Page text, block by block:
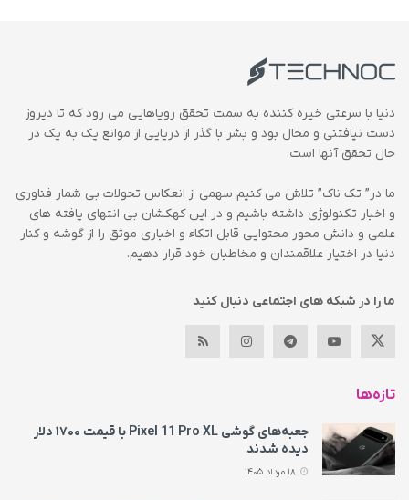
دنیا با سرعتی خیره کننده به سمت تحقق رویاهایی می رود که تا دیروز
دست نیافتنی و محال بود و بشر با گذر از دریایی از موانع یک به یک در
حال تحقق آنها است.
ما در” تک ناک” تلاش می کنیم سهمی از انعکاس تحولات بی شمار فناوری
و اخبار تکنولوژی داشته باشیم و در این کهکشان بی انتهای یافته های
علمی و دانش محور محتوایی قابل اتکاء و اخباری موثق را از گوشه و کنار
دنیا در اختیار علاقمندان و مخاطبان خود قرار دهیم.
ما را در شبکه های اجتماعی دنبال کنید
تازه‌ها
جعبه‌های گوشی Pixel 11 Pro XL با قیمت ۱۷۰۰ دلار
دیده شدند